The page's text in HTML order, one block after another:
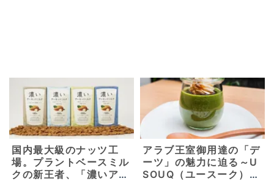
国内最大級のナッツ工
場。プラントベースミル
クの新王者、「濃いアー
アラブ王室御用達の「デ
ーツ」の魅力に迫る～U
SOUQ（ユースーク）イ